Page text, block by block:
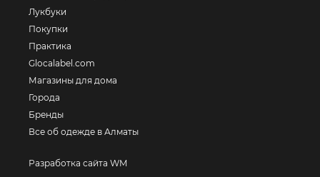
Лукбуки
Покупки
Практика
Glocalabel.com
Магазины для дома
Города
Бренды
Все об одежде в Алматы
Разработка сайта WM